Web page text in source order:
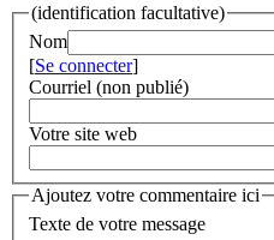
(identification facultative)
Nom
[Se connecter]
Courriel (non publié)
Votre site web
Ajoutez votre commentaire ici
Texte de votre message